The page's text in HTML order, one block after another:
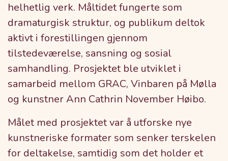
helhetlig verk. Måltidet fungerte som
dramaturgisk struktur, og publikum deltok
aktivt i forestillingen gjennom
tilstedeværelse, sansning og sosial
samhandling. Prosjektet ble utviklet i
samarbeid mellom GRAC, Vinbaren på Mølla
og kunstner Ann Cathrin November Høibo.
Målet med prosjektet var å utforske nye
kunstneriske formater som senker terskelen
for deltakelse, samtidig som det holder et